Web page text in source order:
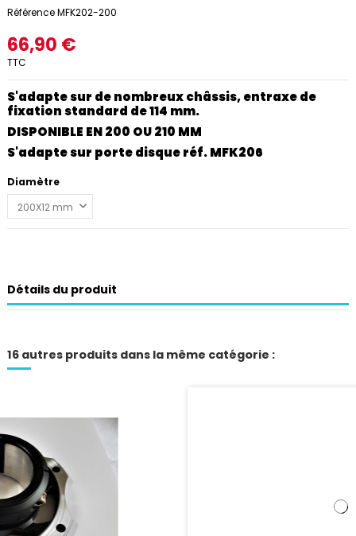
RéférenceMFK202-200
66,90 €
TTC
S'adapte sur de nombreux châssis, entraxe de
fixation standard de 114 mm.
DISPONIBLE EN 200 OU 210 MM
S'adapte sur porte disque réf. MFK206
Diamètre
Détails du produit
16 autres produits dans la même catégorie :